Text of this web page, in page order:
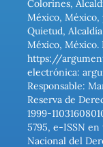
Colorines,
México, México,
Quietud,
México, México.
https://
electrónica:
Responsable:
Reserva de
1999-
5795, e-ISSN
Nacional del